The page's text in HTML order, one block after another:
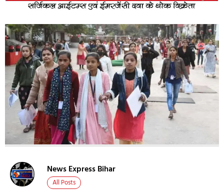
News Express Bihar
All Posts